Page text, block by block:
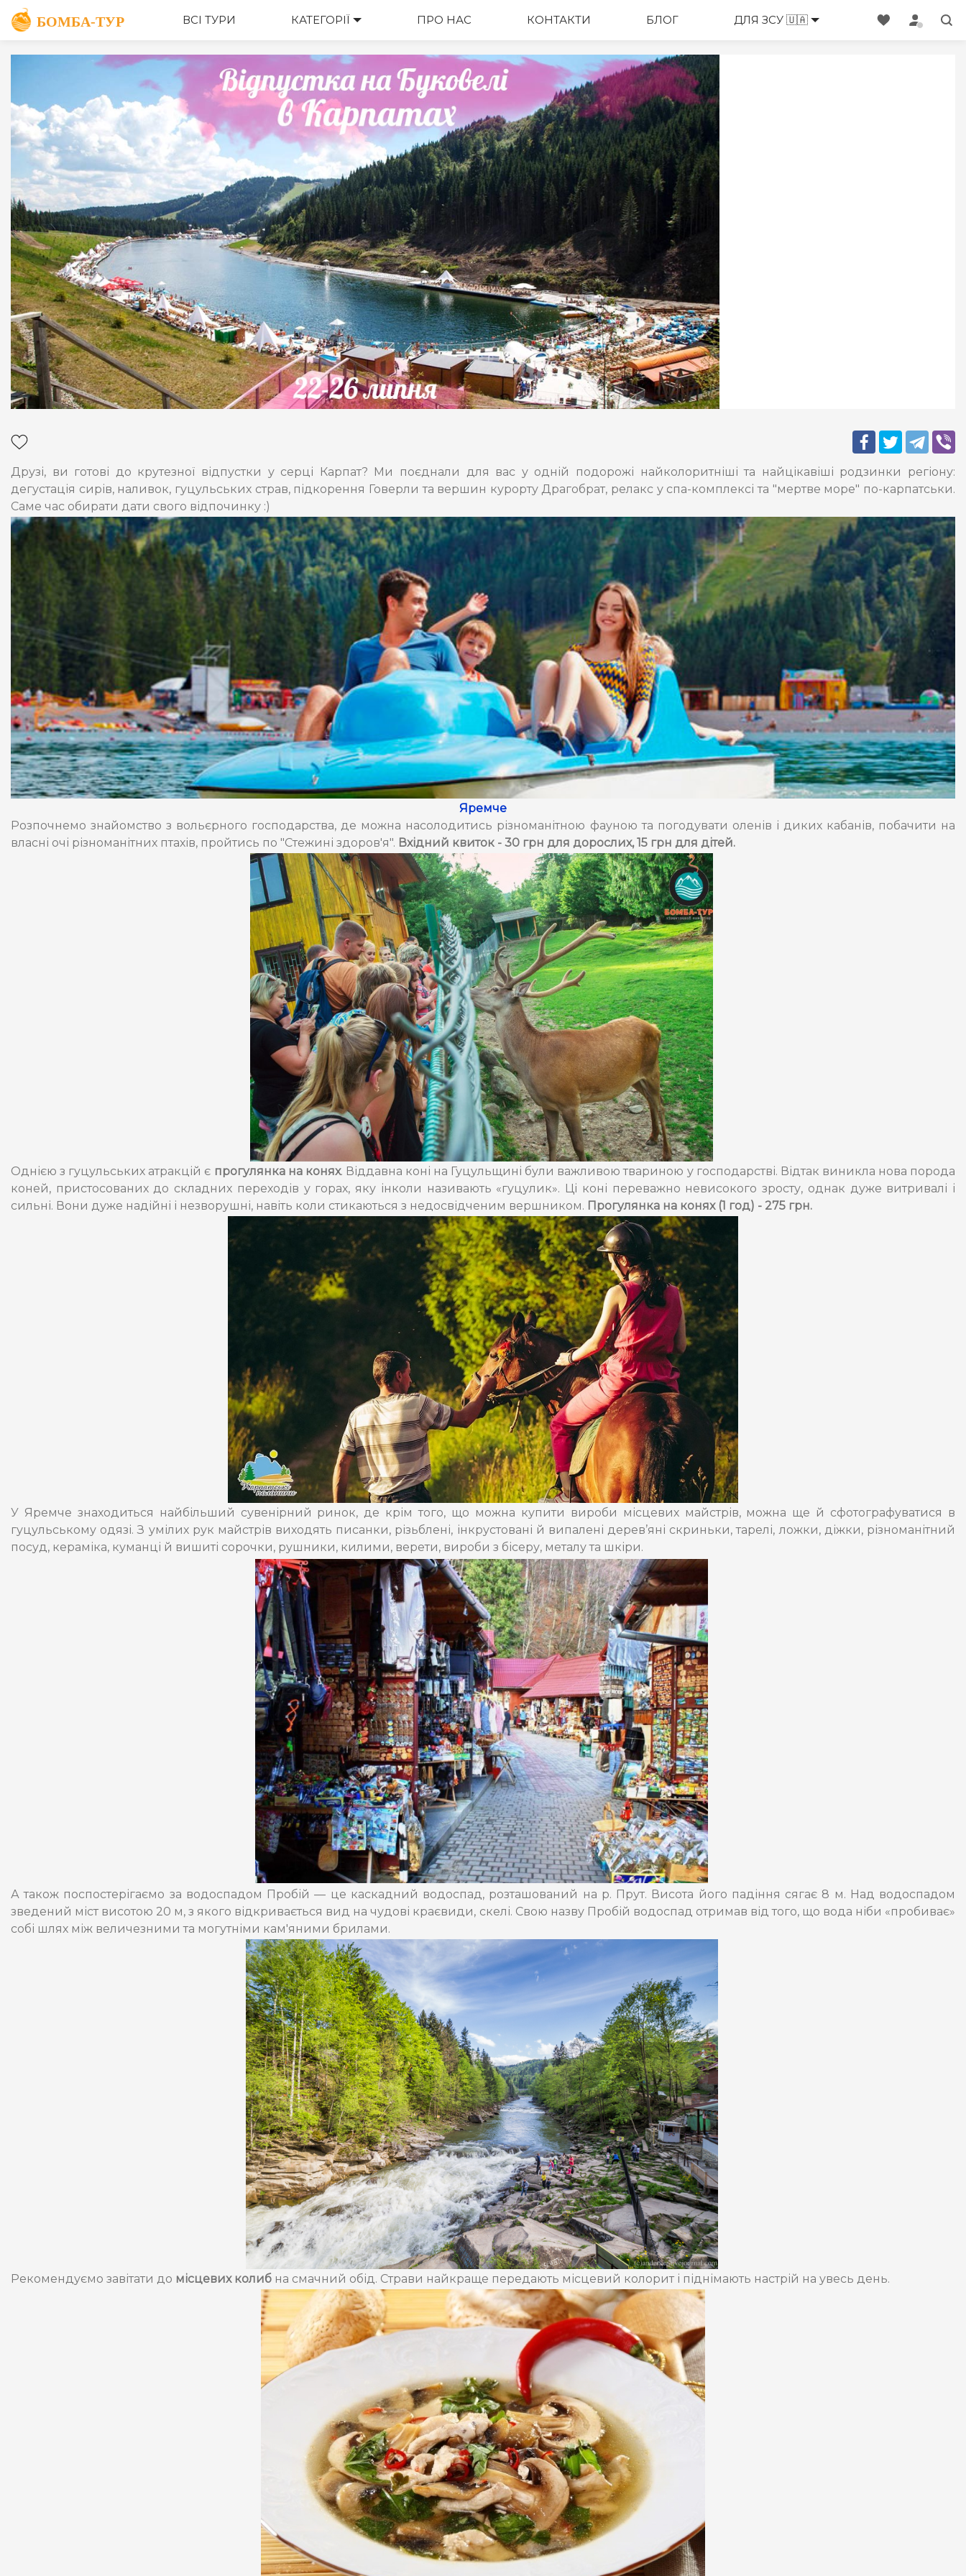
ВСІ ТУРИ КАТЕГОРІЇ ПРО НАС КОНТАКТИ БЛОГ ДЛЯ ЗСУ 🇺🇦
Друзі, ви готові до крутезної відпустки у серці Карпат? Ми поєднали для вас у одній подорожі найколоритніші та найцікавіші родзинки регіону:
дегустація сирів, наливок, гуцульських страв, підкорення Говерли та вершин курорту Драгобрат, релакс у спа-комплексі та "мертве море" по-карпатськи.
Саме час обирати дати свого відпочинку :)
Яремче
Розпочнемо знайомство з вольєрного господарства, де можна насолодитись різноманітною фауною та погодувати оленів і диких кабанів, побачити на
власні очі різноманітних птахів, пройтись по "Стежині здоров'я". Вхідний квиток - 30 грн для дорослих, 15 грн для дітей.
Однією з гуцульських атракцій є прогулянка на конях. Віддавна коні на Гуцульщині були важливою твариною у господарстві. Відтак виникла нова порода
коней, пристосованих до складних переходів у горах, яку інколи називають «гуцулик». Ці коні переважно невисокого зросту, однак дуже витривалі і
сильні. Вони дуже надійні і незворушні, навіть коли стикаються з недосвідченим вершником. Прогулянка на конях (1 год) - 275 грн.
У Яремче знаходиться найбільший сувенірний ринок, де крім того, що можна купити вироби місцевих майстрів, можна ще й сфотографуватися в
гуцульському одязі. З умілих рук майстрів виходять писанки, різьблені, інкрустовані й випалені дерев’яні скриньки, тарелі, ложки, діжки, різноманітний
посуд, кераміка, куманці й вишиті сорочки, рушники, килими, верети, вироби з бісеру, металу та шкіри.
А також поспостерігаємо за водоспадом Пробій — це каскадний водоспад, розташований на р. Прут. Висота його падіння сягає 8 м. Над водоспадом
зведений міст висотою 20 м, з якого відкривається вид на чудові краєвиди, скелі. Свою назву Пробій водоспад отримав від того, що вода ніби «пробиває»
собі шлях між величезними та могутніми кам'яними брилами.
Рекомендуємо завітати до місцевих колиб на смачний обід. Страви найкраще передають місцевий колорит і піднімають настрій на увесь день.
ОПИС ВАРТІСТЬ МЕНЕДЖЕРИ